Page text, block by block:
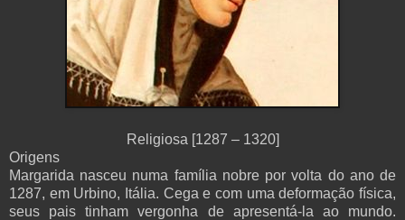
Religiosa [1287 – 1320]
Origens
Margarida nasceu numa família nobre por volta do ano de
1287, em Urbino, Itália. Cega e com uma deformação física,
seus pais tinham vergonha de apresentá-la ao mundo.